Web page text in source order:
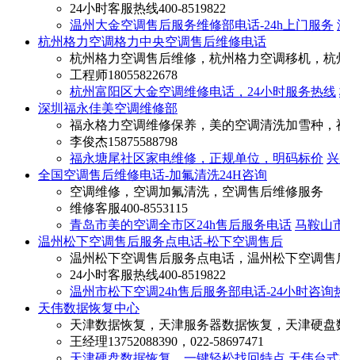
24小时客服热线400-8519822
温州大金空调售后服务维修部电话-24h上门服务
杭州格力空调格力中央空调售后维修电话
杭州格力空调售后维修，杭州格力空调移机，
工程师18055822678
杭州富阳区大金空调维修电话，24小时服务热线
深圳福永佳美空调维修部
福永格力空调维修保养，美的空调清洗加雪种，
李俊杰15875588798
福永塘尾社区家电维修，正规单位，明码标价
全国空调售后维修电话-加氟清洗24H咨询
空调维修，空调加氟清洗，空调售后维修服务
维修客服400-8553115
青岛市美的空调全市区24h售后服务电话 马鞍山
温州松下空调售后服务点电话-松下空调售后
温州松下空调售后服务点电话，温州松下空调售
24小时客服热线400-8519822
温州市松下空调24h售后服务部电话-24小时咨询
天伟数据恢复中心
天津数据恢复，天津服务器数据恢复，天津硬盘
王经理13752088390，022-58697471